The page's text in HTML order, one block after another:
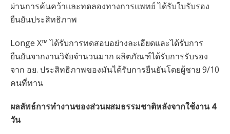
ผ่านการค้นคว้าและทดลองทางการแพทย์ ได้รับใบรับรอง
ยืนยันประสิทธิภาพ
Longe X™ ได้รับการทดสอบอย่างละเอียดและได้รับการ
ยืนยันจากงานวิจัยจำนวนมาก ผลิตภัณฑ์ได้รับการรับรอง
จาก อย. ประสิทธิภาพของมันได้รับการยืนยันโดยผู้ชาย 9/10
คนที่ทาน
ผลลัพธ์การทำงานของส่วนผสมธรรมชาติหลังจากใช้งาน 4
วัน